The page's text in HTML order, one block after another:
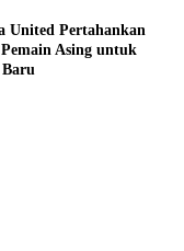
United Pertahankan
Asing untuk